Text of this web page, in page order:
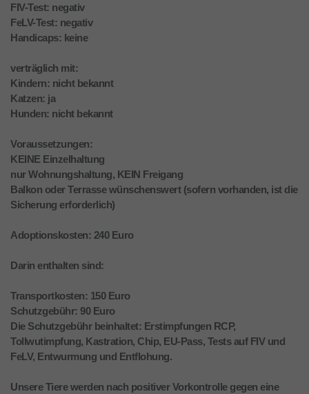
FIV-Test: negativ
FeLV-Test: negativ
Handicaps: keine
verträglich mit:
Kindern: nicht bekannt
Katzen: ja
Hunden: nicht bekannt
Voraussetzungen:
KEINE Einzelhaltung
nur Wohnungshaltung, KEIN Freigang
Balkon oder Terrasse wünschenswert (sofern vorhanden, ist die
Sicherung erforderlich)
Adoptionskosten: 240 Euro
Darin enthalten sind:
Transportkosten: 150 Euro
Schutzgebühr: 90 Euro
Die Schutzgebühr beinhaltet: Erstimpfungen RCP,
Tollwutimpfung, Kastration, Chip, EU-Pass, Tests auf FIV und
FeLV, Entwurmung und Entflohung.
Unsere Tiere werden nach positiver Vorkontrolle gegen eine